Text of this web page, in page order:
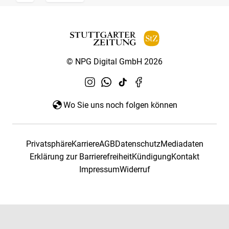
© NPG Digital GmbH 2026
Wo Sie uns noch folgen können
PrivatsphäreKarriereAGBDatenschutzMediadaten
Erklärung zur BarrierefreiheitKündigungKontakt
ImpressumWiderruf